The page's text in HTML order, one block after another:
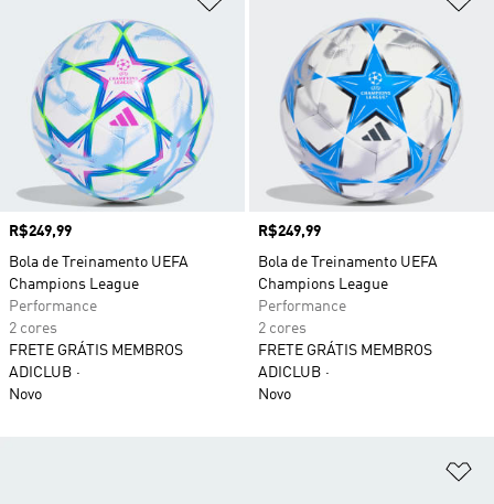
Preço
R$249,99
Bola de Treinamento UEFA
Champions League
Performance
2 cores
FRETE GRÁTIS MEMBROS
ADICLUB
Novo
Preço
R$249,99
Bola de Treinamento UEFA
Champions League
Performance
2 cores
FRETE GRÁTIS MEMBROS
ADICLUB
Novo